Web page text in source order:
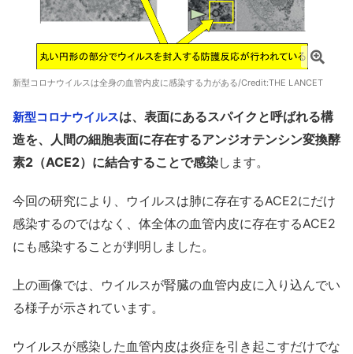
新型コロナウイルスは全身の血管内皮に感染する力がある/Credit:THE LANCET
新型コロナウイルスは、表面にあるスパイクと呼ばれる構
造を、人間の細胞表面に存在するアンジオテンシン変換酵
素2（ACE2）に結合することで感染します。
今回の研究により、ウイルスは肺に存在するACE2にだけ
感染するのではなく、体全体の血管内皮に存在するACE2
にも感染することが判明しました。
上の画像では、ウイルスが腎臓の血管内皮に入り込んでい
る様子が示されています。
ウイルスが感染した血管内皮は炎症を引き起こすだけでな